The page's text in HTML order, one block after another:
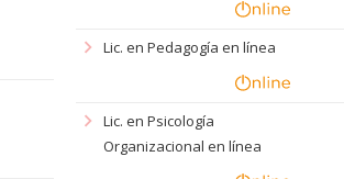
chevron_right Lic. en Pedagogía en línea
chevron_right
Lic. en Psicología
Organizacional en línea